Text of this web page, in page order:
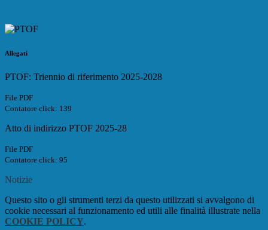
Allegati
PTOF: Triennio di riferimento 2025-2028
File PDF
Contatore click: 139
Atto di indirizzo PTOF 2025-28
File PDF
Contatore click: 95
Notizie
Questo sito o gli strumenti terzi da questo utilizzati si avvalgono di
cookie necessari al funzionamento ed utili alle finalità illustrate nella
COOKIE POLICY.